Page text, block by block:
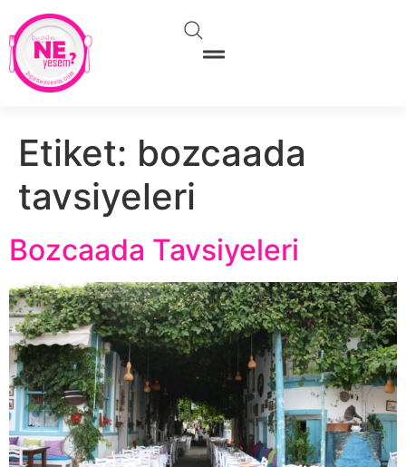
Etiket: bozcaada
tavsiyeleri
Bozcaada Tavsiyeleri